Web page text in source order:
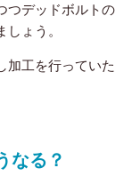
つデッドボルトの
ょう。
加工を行っていた
なる？